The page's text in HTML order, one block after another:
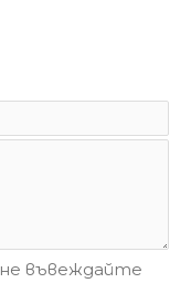
не въвеждайте